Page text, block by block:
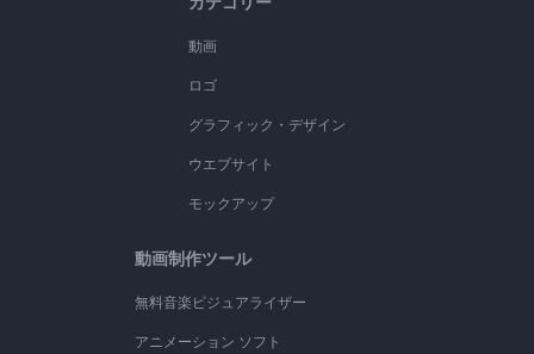
動画
ロゴ
グラフィック・デザイン
ウエブサイト
モックアップ
動画制作ツール
無料音楽ビジュアライザー
アニメーション ソフト